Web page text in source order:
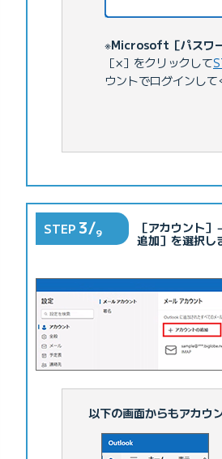
※Microsoft［パスワ
［×］をクリックして
ウントでログインして
STEP 3/9
［アカウント
追加］を選択し
以下の画面からもアカウ